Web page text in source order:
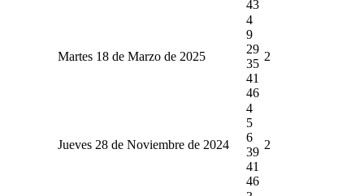
43
Martes 18 de Marzo de 2025
4
9
29
35
41
46
2
Jueves 28 de Noviembre de 2024
4
5
6
39
41
46
2